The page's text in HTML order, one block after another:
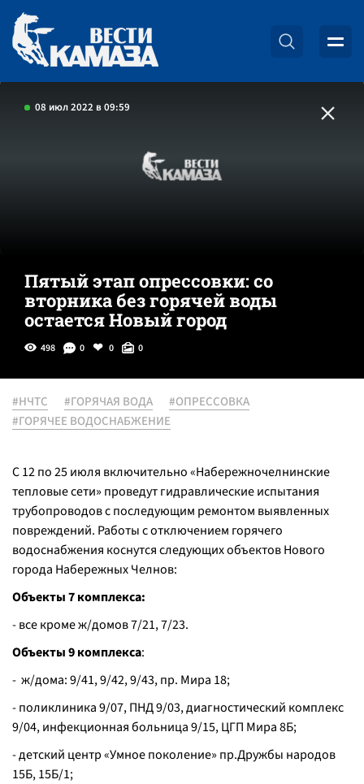
08 июл 2022 в 09:59
Пятый этап опрессовки: со
вторника без горячей воды
остается Новый город
498 0 0 0
#НЧТС #ГОРЯЧАЯ ВОДА
#ОПРЕССОВКА
#ГОРЯЧЕЕ ВОДОСНАБЖЕНИЕ
С 12 по 25 июля включительно «Набережночелнинские
тепловые сети» проведут гидравлические испытания
трубопроводов с последующим ремонтом выявленных
повреждений. Работы с отключением горячего
водоснабжения коснутся следующих объектов Нового
города Набережных Челнов:
Объекты 7 комплекса:
- все кроме ж/домов 7/21, 7/23.
Объекты 9 комплекса:
- ж/дома: 9/41, 9/42, 9/43, пр. Мира 18;
- поликлиника 9/07, ПНД 9/03, диагностический комплекс
9/04, инфекционная больница 9/15, ЦГП Мира 8Б;
- детский центр «Умное поколение» пр.Дружбы народов
15Б, 15Б/1;